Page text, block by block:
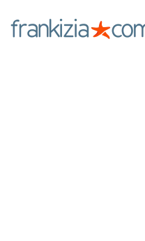
Ir al contenido principal